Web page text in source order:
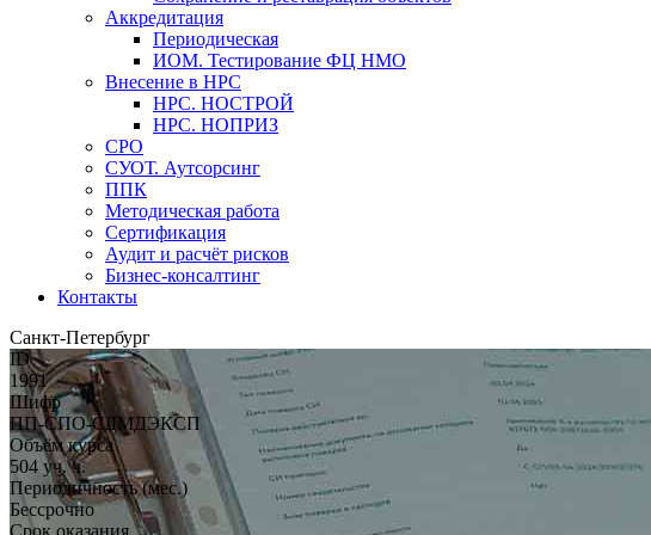
Аккредитация
Периодическая
ИОМ. Тестирование ФЦ НМО
Внесение в НРС
НРС. НОСТРОЙ
НРС. НОПРИЗ
СРО
СУОТ. Аутсорсинг
ППК
Методическая работа
Сертификация
Аудит и расчёт рисков
Бизнес-консалтинг
Контакты
Санкт-Петербург
ID
1991
Шифр
ПП-СПО-СДМДЭКСП
Объём курса
504 уч. ч.
Периодичность (мес.)
Бессрочно
Срок оказания